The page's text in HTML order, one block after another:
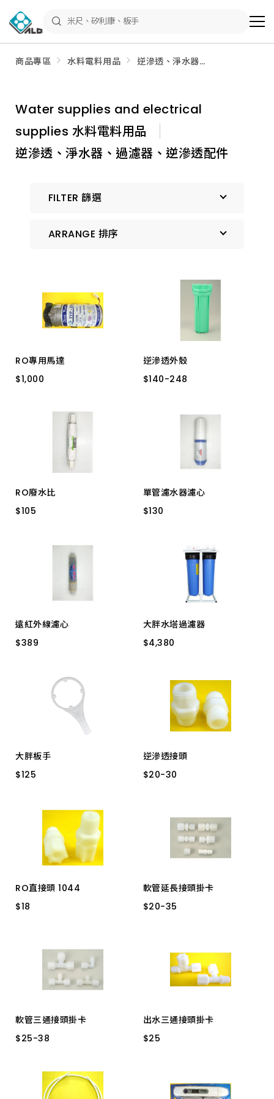
Shop
商
專
具、
商品專區 水料電料用品 逆滲透、淨水器、
Water supplies and electrical
supplies 水料電料用品
逆滲透、淨水器、過濾器、逆滲透配件
FILTER 篩選
ARRANGE 排序
上架時間 由新到舊
產品價格 從高到低
RO專用馬達
$1,000
$1,000
逆滲透外殼
$140-248
$140-248
透明 4分
第四道
RO廢水比
$105
$105
單管濾水器濾心
$130
$130
遠紅外線濾心
$389
$389
大胖水塔過濾器
$4,380
$4,380
大胖板手
$125
$125
逆滲透接頭
$20-30
$20-30
3分立布
RO直接頭 1044
$18
$18
軟管延長接頭掛卡
$20-35
$20-35
3分管4分牙 1068
3分管變2分管1564
2分管 1544
軟管三通接頭掛卡
$25-38
$25-38
2分管 7044
出水三通接頭掛卡
$25
$25